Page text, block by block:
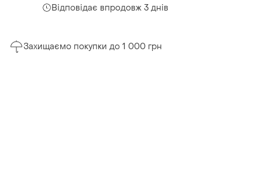
Відповідає впродовж 3 днів
Захищаємо покупки до 1 000 грн